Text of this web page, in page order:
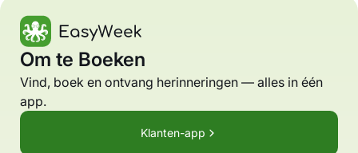
Om te Boeken
Vind, boek en ontvang herinneringen — alles in één
app.
Klanten-app